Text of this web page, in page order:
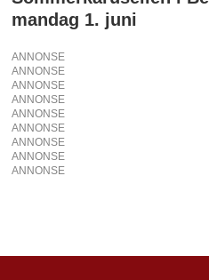
mandag 1. juni
ANNONSE
ANNONSE
ANNONSE
ANNONSE
ANNONSE
ANNONSE
ANNONSE
ANNONSE
ANNONSE